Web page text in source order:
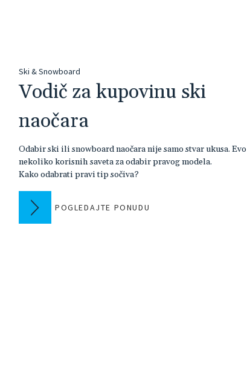
Ski & Snowboard
Vodič za kupovinu ski
naočara
Odabir ski ili snowboard naočara nije samo stvar ukusa. Evo
nekoliko korisnih saveta za odabir pravog modela.
Kako odabrati pravi tip sočiva?
POGLEDAJTE PONUDU